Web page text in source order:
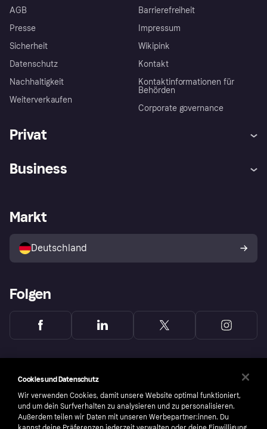
AGB
Presse
Sicherheit
Datenschutz
Nachhaltigkeit
Weiterverkaufen
Barrierefreiheit
Impressum
Wikipink
Kontakt
Kontaktinformationen für
Behörden
Corporate governance
Privat
Klarna App
Shops entdecken
Käuferschutzrichtlinie
Dein Widerrufsrecht
Business
Händlerportal
Markt
Deutschland
Folgen
Cookies und Datenschutz
Wir verwenden Cookies, damit unsere Website optimal funktioniert,
und um dein Surfverhalten zu analysieren und zu personalisieren.
Außerdem teilen wir Daten mit unseren Werbepartner:innen. Du